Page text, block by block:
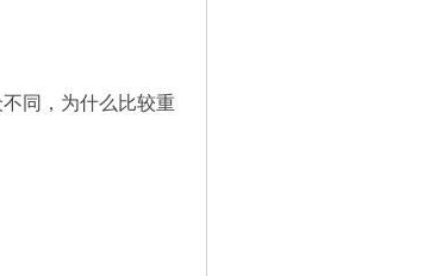
同，为什么比较重